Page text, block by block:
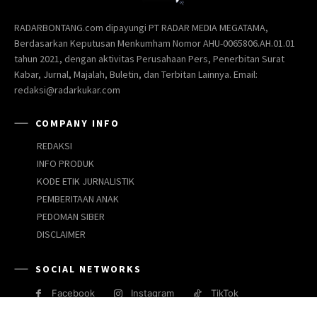
RADARBONTANG.com dipayungi PT RADAR MEDIA MEGATAMA,
Berdasarkan Keputusan Menkumham Nomor AHU-0065806.AH.01.01
tahun 2021, dengan aktivitas Perusahaan Pers, Penerbitan Surat
Kabar, Jurnal, Majalah, Buletin, dan Terbitan Lainnya. Email:
redaksi@radarkukar.com
COMPANY INFO
REDAKSI
INFO PRODUK
KODE ETIK JURNALISTIK
PEMBERITAAN ANAK
PEDOMAN SIBER
DISCLAIMER
SOCIAL NETWORKS
Facebook Instagram TikTok